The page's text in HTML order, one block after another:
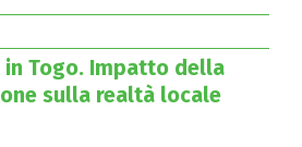
in Togo. Impatto della
sulla realtà locale